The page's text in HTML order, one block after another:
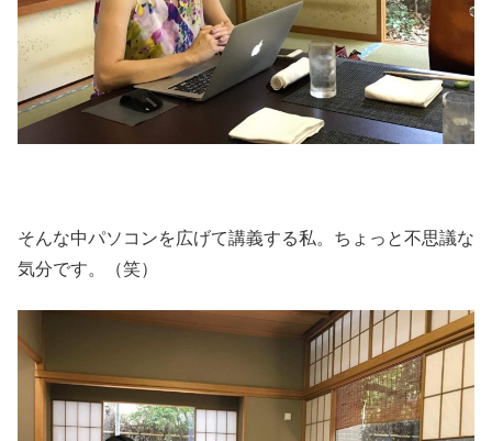
そんな中パソコンを広げて講義する私。ちょっと不思議な
気分です。（笑）